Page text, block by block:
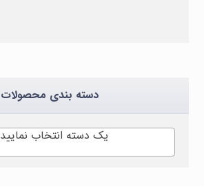
دسته بندی محصولات
یک دسته انتخاب نمایید